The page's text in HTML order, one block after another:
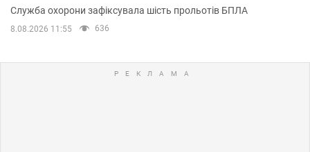
Служба охорони зафіксувала шість прольотів БПЛА
8.08.2026 11:55 636